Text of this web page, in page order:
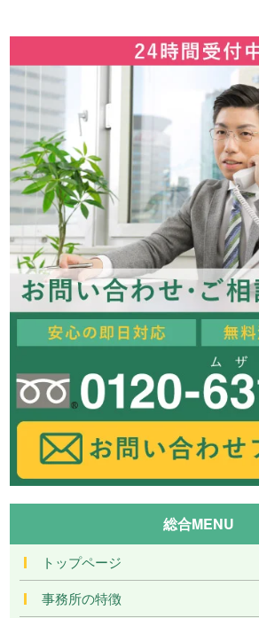
総合MENU
トップページ
事務所の特徴